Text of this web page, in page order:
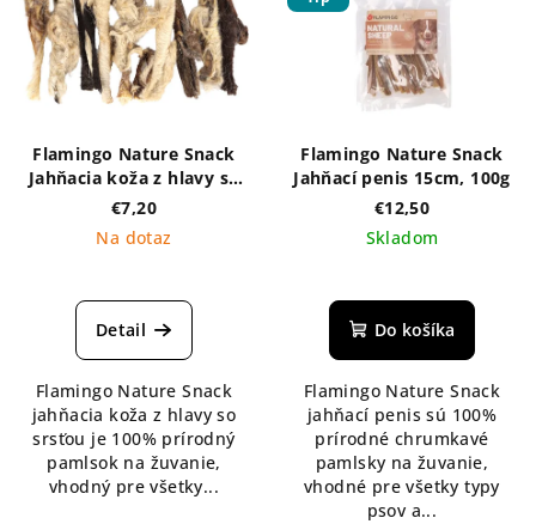
Flamingo Nature Snack
Jahňacia koža z hlavy so
srsťou 200g
€7,20
Na dotaz
Detail
Flamingo Nature Snack
jahňacia koža z hlavy so
srsťou je 100% prírodný
pamlsok na žuvanie,
vhodný pre všetky...
Flamingo Nature Snack
Jahňací penis 15cm, 100g
€12,50
Skladom
Do košíka
Flamingo Nature Snack
jahňací penis sú 100%
prírodné chrumkavé
pamlsky na žuvanie,
vhodné pre všetky typy
psov a...